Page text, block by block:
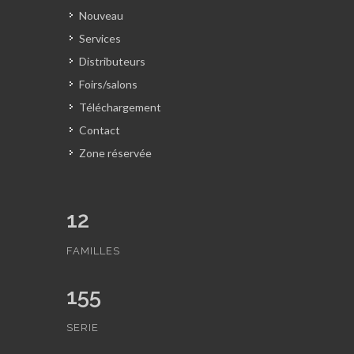
Nouveau
Services
Distributeurs
Foirs/salons
Téléchargement
Contact
Zone réservée
12
FAMILLES
155
SERIE